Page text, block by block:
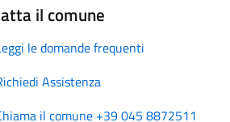
il comune
le domande frequenti
Assistenza
il comune +39 045 8872511